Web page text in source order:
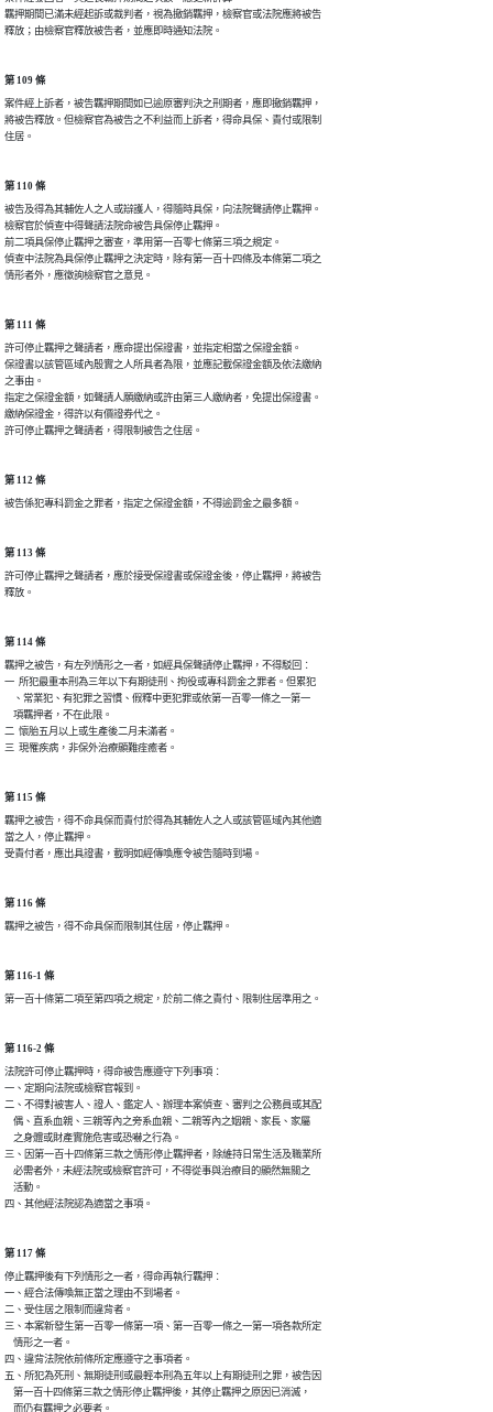
羈押期間已滿未經起訴或裁判者，視為撤銷羈押，檢察官或法院應將被告
釋放；由檢察官釋放被告者，並應即時通知法院。
第 109 條
案件經上訴者，被告羈押期間如已逾原審判決之刑期者，應即撤銷羈押，
將被告釋放。但檢察官為被告之不利益而上訴者，得命具保、責付或限制
住居。
第 110 條
被告及得為其輔佐人之人或辯護人，得隨時具保，向法院聲請停止羈押。
檢察官於偵查中得聲請法院命被告具保停止羈押。
前二項具保停止羈押之審查，準用第一百零七條第三項之規定。
偵查中法院為具保停止羈押之決定時，除有第一百十四條及本條第二項之
情形者外，應徵詢檢察官之意見。
第 111 條
許可停止羈押之聲請者，應命提出保證書，並指定相當之保證金額。
保證書以該管區域內殷實之人所具者為限，並應記載保證金額及依法繳納
之事由。
指定之保證金額，如聲請人願繳納或許由第三人繳納者，免提出保證書。
繳納保證金，得許以有價證券代之。
許可停止羈押之聲請者，得限制被告之住居。
第 112 條
被告係犯專科罰金之罪者，指定之保證金額，不得逾罰金之最多額。
第 113 條
許可停止羈押之聲請者，應於接受保證書或保證金後，停止羈押，將被告
釋放。
第 114 條
羈押之被告，有左列情形之一者，如經具保聲請停止羈押，不得駁回︰
一  所犯最重本刑為三年以下有期徒刑、拘役或專科罰金之罪者。但累犯
    、常業犯、有犯罪之習慣、假釋中更犯罪或依第一百零一條之一第一
    項羈押者，不在此限。
二  懷胎五月以上或生產後二月未滿者。
三  現罹疾病，非保外治療顯難痊癒者。
第 115 條
羈押之被告，得不命具保而責付於得為其輔佐人之人或該管區域內其他適
當之人，停止羈押。
受責付者，應出具證書，載明如經傳喚應令被告隨時到場。
第 116 條
羈押之被告，得不命具保而限制其住居，停止羈押。
第 116-1 條
第一百十條第二項至第四項之規定，於前二條之責付、限制住居準用之。
第 116-2 條
法院許可停止羈押時，得命被告應遵守下列事項︰
一、定期向法院或檢察官報到。
二、不得對被害人、證人、鑑定人、辦理本案偵查、審判之公務員或其配
    偶、直系血親、三親等內之旁系血親、二親等內之姻親、家長、家屬
    之身體或財產實施危害或恐嚇之行為。
三、因第一百十四條第三款之情形停止羈押者，除維持日常生活及職業所
    必需者外，未經法院或檢察官許可，不得從事與治療目的顯然無關之
    活動。
四、其他經法院認為適當之事項。
第 117 條
停止羈押後有下列情形之一者，得命再執行羈押︰
一、經合法傳喚無正當之理由不到場者。
二、受住居之限制而違背者。
三、本案新發生第一百零一條第一項、第一百零一條之一第一項各款所定
    情形之一者。
四、違背法院依前條所定應遵守之事項者。
五、所犯為死刑、無期徒刑或最輕本刑為五年以上有期徒刑之罪，被告因
    第一百十四條第三款之情形停止羈押後，其停止羈押之原因已消滅，
    而仍有羈押之必要者。